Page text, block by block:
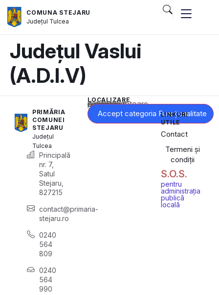
COMUNA STEJARU
Județul Tulcea
Județul Vaslui
(A.D.I.V)
PRIMĂRIA
COMUNEI
STEJARU
Județul
Tulcea
Principală
nr. 7,
Satul
Stejaru,
827215
contact@primaria-
stejaru.ro
0240
564
809
0240
564
990
LOCALIZARE
Acest conținut este blocat până când acceptați categoria corespunzătoare de cookie-uri.
Accept categoria Funcționalitate
LINKURI
UTILE
Contact
Termeni și
condiții
S.O.S.
pentru
administrația
publică
locală